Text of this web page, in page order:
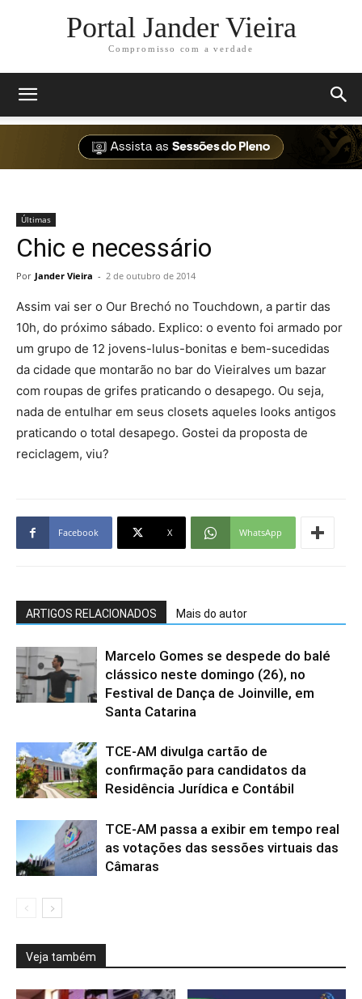
Portal Jander Vieira
Compromisso com a verdade
Últimas
Chic e necessário
Por Jander Vieira - 2 de outubro de 2014
Assim vai ser o Our Brechó no Touchdown, a partir das
10h, do próximo sábado. Explico: o evento foi armado por
um grupo de 12 jovens-lulus-bonitas e bem-sucedidas
da cidade que montarão no bar do Vieiralves um bazar
com roupas de grifes praticando o desapego. Ou seja,
nada de entulhar em seus closets aqueles looks antigos
praticando o total desapego. Gostei da proposta de
reciclagem, viu?
Facebook X WhatsApp
ARTIGOS RELACIONADOS Mais do autor
Marcelo Gomes se despede do balé
clássico neste domingo (26), no
Festival de Dança de Joinville, em
Santa Catarina
TCE-AM divulga cartão de
confirmação para candidatos da
Residência Jurídica e Contábil
TCE-AM passa a exibir em tempo real
as votações das sessões virtuais das
Câmaras
Veja também